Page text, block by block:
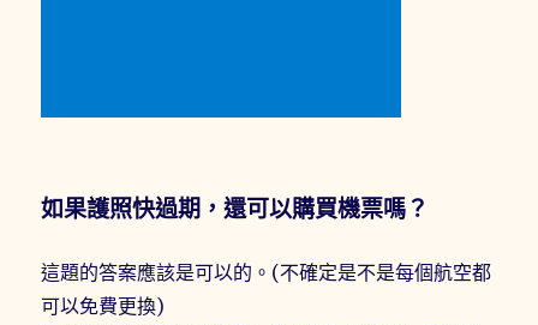
如果護照快過期，還可以購買機票嗎？
這題的答案應該是可以的。(不確定是不是每個航空都
可以免費更換)